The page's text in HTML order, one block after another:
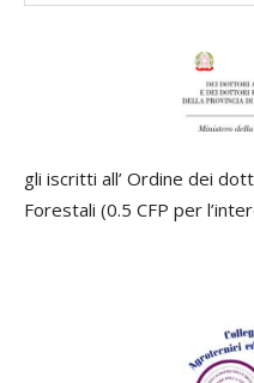
gli iscritti all’ Ordine dei
Forestali (0.5 CFP per